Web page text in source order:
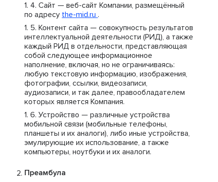
Сайт — веб-сайт Компании, размещённый
по адресу the-mid.ru .
Контент сайта — совокупность результатов
интеллектуальной деятельности (РИД), а также
каждый РИД в отдельности, представляющая
собой следующее информационное
наполнение, включая, но не ограничиваясь:
любую текстовую информацию, изображения,
фотографии, ссылки, видеозаписи,
аудиозаписи, и так далее, правообладателем
которых является Компания.
Устройство — различные устройства
мобильной связи (мобильные телефоны,
планшеты и их аналоги), либо иные устройства,
эмулирующие их использование, а также
компьютеры, ноутбуки и их аналоги.
Преамбула